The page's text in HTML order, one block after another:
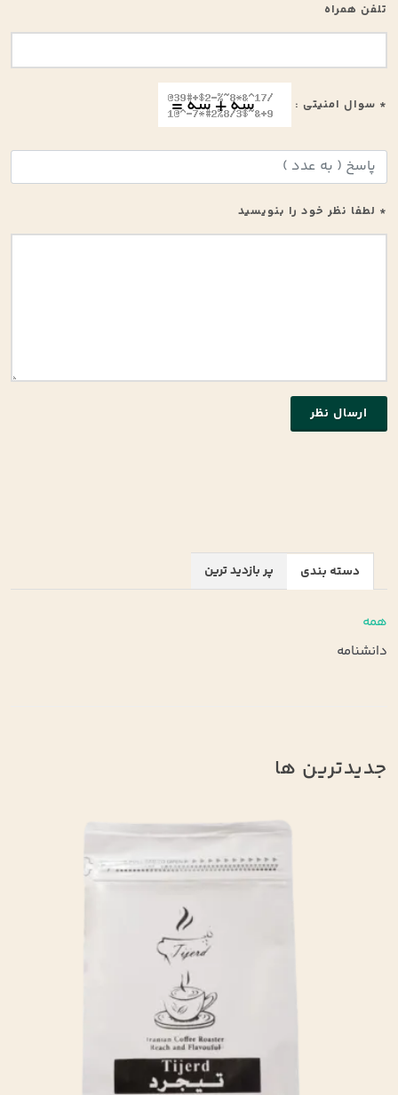
تلفن همراه
* سوال امنیتی :
* لطفا نظر خود را بنویسید
ارسال نظر
دسته بندی پر بازدید ترین
همه
دانشنامه
جدیدترین ها